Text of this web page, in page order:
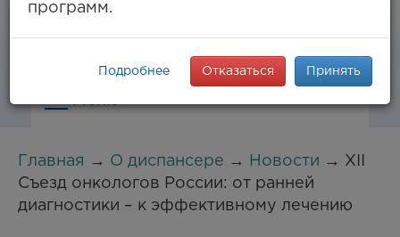
Главная → О диспансере → Новости → XII
Съезд онкологов России: от ранней
диагностики – к эффективному лечению
программ.
Подробнее Отказаться Принять